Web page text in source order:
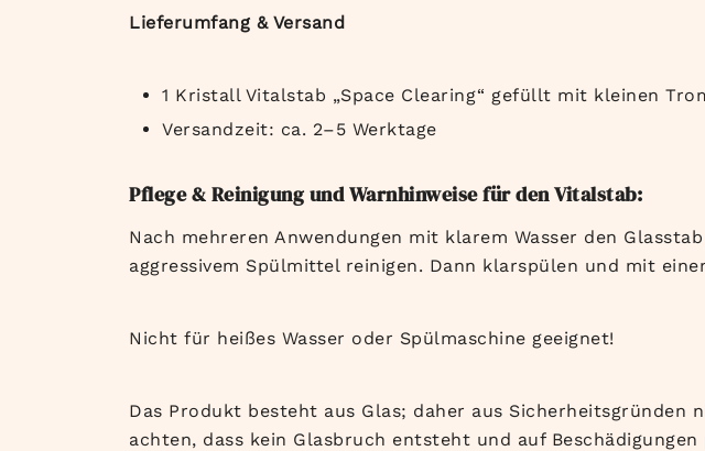
Lieferumfang & Versand
1 Kristall Vitalstab „Space Clearing“ gefüllt mit kleinen
Versandzeit: ca. 2–5 Werktage
Pflege & Reinigung und Warnhinweise für den Vitalstab:
Nach mehreren Anwendungen mit klarem Wasser den
aggressivem Spülmittel reinigen. Dann klarspülen und mit
Nicht für heißes Wasser oder Spülmaschine geeignet!
Das Produkt besteht aus Glas; daher aus
achten, dass kein Glasbruch entsteht und auf